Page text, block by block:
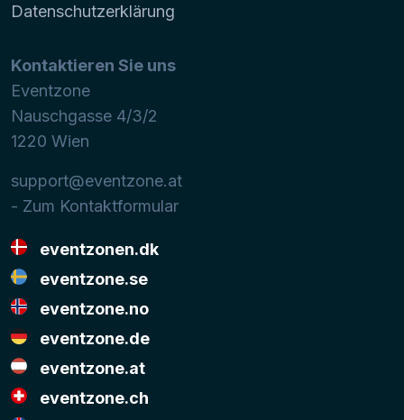
Datenschutzerklärung
Kontaktieren Sie uns
Eventzone
Nauschgasse 4/3/2
1220 Wien
support@eventzone.at
- Zum Kontaktformular
eventzonen.dk
eventzone.se
eventzone.no
eventzone.de
eventzone.at
eventzone.ch